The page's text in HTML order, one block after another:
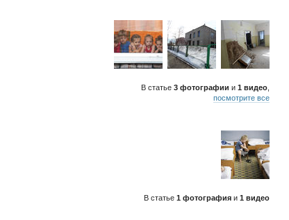
В статье 3 фотографии и 1 видео
посмотрите все
В статье 1 фотография и 1 видео